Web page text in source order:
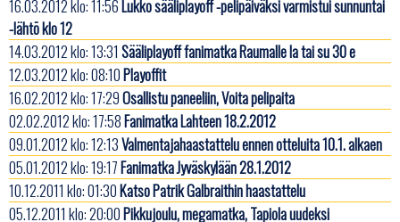
16.03.2012 klo: 11:56Lukko sääliplayoff -pelipäiväksi varmistui sunnuntai
-lähtö klo 12
14.03.2012 klo: 13:31 Sääliplayoff fanimatka Raumalle la tai su 30 e
12.03.2012 klo: 08:10Playoffit
16.02.2012 klo: 17:29Osallistu paneeliin, Voita pelipaita
02.02.2012 klo: 17:58Fanimatka Lahteen 18.2.2012
09.01.2012 klo: 12:13Valmentajahaastattelu ennen otteluita 10.1. alkaen
05.01.2012 klo: 19:17Fanimatka Jyväskylään 28.1.2012
10.12.2011 klo: 01:30Katso Patrik Galbraithin haastattelu
05.12.2011 klo: 20:00Pikkujoulu, megamatka, Tapiola uudeksi